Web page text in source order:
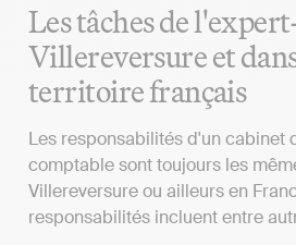
Les tâches de
Villereversure et
territoire français
Les responsabilités d'un cabinet
comptable sont toujours les
Villereversure ou ailleurs en
responsabilités incluent entre